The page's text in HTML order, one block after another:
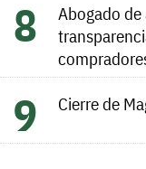
Abogado de
Cierre de